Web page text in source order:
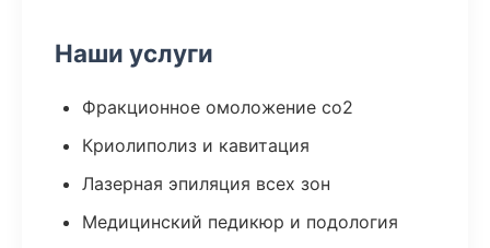
Наши услуги
Фракционное омоложение co2
Криолиполиз и кавитация
Лазерная эпиляция всех зон
Медицинский педикюр и подология